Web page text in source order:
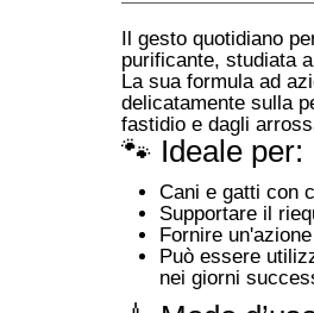
Il gesto quotidiano
purificante, studiata
La sua formula ad
delicatamente sulla
fastidio e dagli
🐾 Ideale per:
Cani e gatti con
Supportare il
Fornire
Può essere
nei giorni